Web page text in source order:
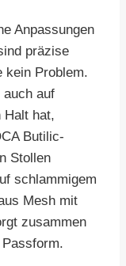
Anpassungen
präzise
kein Problem.
auch auf
Halt hat,
Butilic-
Stollen
schlammigem
Mesh mit
zusammen